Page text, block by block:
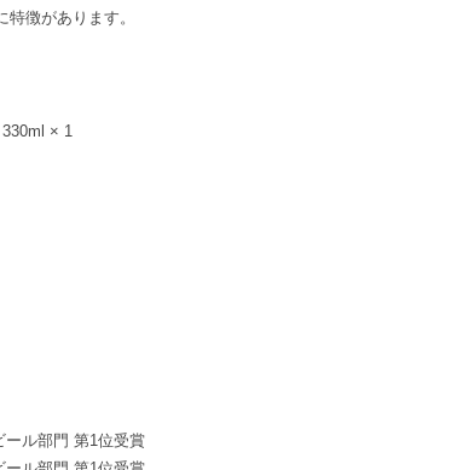
徴があります。
× 1
ール部門 第1位受賞